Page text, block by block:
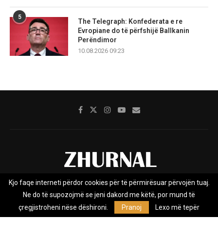
5
The Telegraph: Konfederata e re
Evropiane do të përfshijë Ballkanin
Perëndimor
10.08.2026 09:23
Rreth nesh Impresumi Marketing
Kontakt
Privacy Policy
Zhurnal.mk është Agjenci e Lajmeve e pavarur, e themeluar në vitin
Kjo faqe interneti përdor cookies për të përmirësuar përvojën tuaj.
Ne do të supozojmë se jeni dakord me këtë, por mund të
çregjistroheni nëse dëshironi.
Pranoj Lexo më tepër